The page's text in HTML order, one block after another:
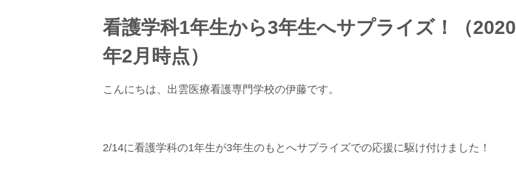
看護学科1年生から3年生へサプライズ！（2020
年2月時点）
こんにちは、出雲医療看護専門学校の伊藤です。
2/14に看護学科の1年生が3年生のもとへサプライズでの応援に駆け付けました！